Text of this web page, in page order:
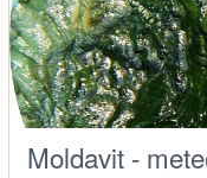
Moldavit -